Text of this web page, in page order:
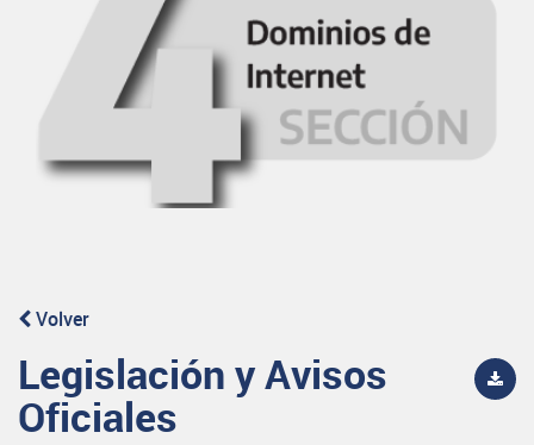
Volver
Legislación y Avisos
Oficiales